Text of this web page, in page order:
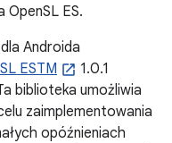
OpenSL ES.
Androida
ESTM
1.0.1
biblioteka umożliwia
zaimplementowania
opóźnieniach